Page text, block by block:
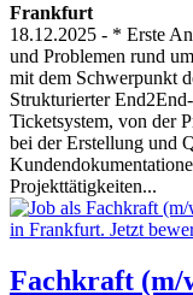
Frankfurt
18.12.2025 - * Erste
und Problemen rund
mit dem Schwerpunkt
Strukturierter
Ticketsystem, von der
bei der Erstellung und
Projekttätigkeiten...
Fachkraft (m/